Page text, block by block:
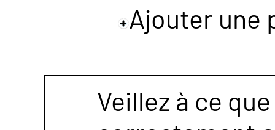
Ajouter une
Veillez à ce